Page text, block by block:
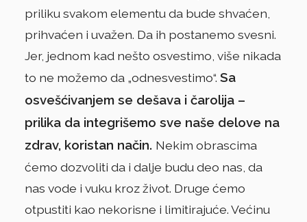
priliku svakom elementu da bude shvaćen,
prihvaćen i uvažen. Da ih postanemo svesni.
Jer, jednom kad nešto osvestimo, više nikada
to ne možemo da „odnesvestimo“. Sa
osvešćivanjem se dešava i čarolija –
prilika da integrišemo sve naše delove na
zdrav, koristan način. Nekim obrascima
ćemo dozvoliti da i dalje budu deo nas, da
nas vode i vuku kroz život. Druge ćemo
otpustiti kao nekorisne i limitirajuće. Većinu